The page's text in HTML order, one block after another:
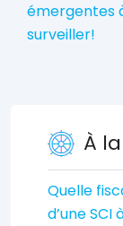
émergentes
surveiller!
À
Quelle
d’une SCI